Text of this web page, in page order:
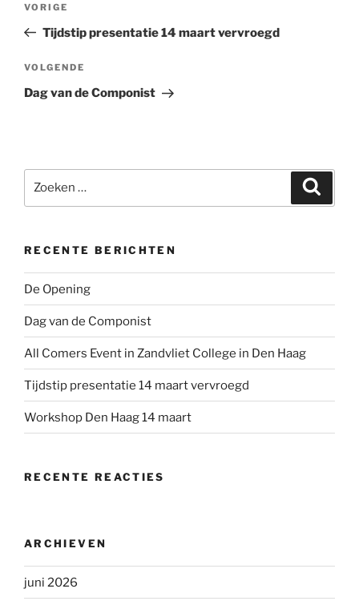
Vorig
bericht
VORIGE
Tijdstip presentatie 14 maart vervroegd
Volgend
bericht
VOLGENDE
Dag van de Componist
naar:
RECENTE BERICHTEN
De Opening
Dag van de Componist
All Comers Event in Zandvliet College in Den Haag
Tijdstip presentatie 14 maart vervroegd
Workshop Den Haag 14 maart
RECENTE REACTIES
ARCHIEVEN
juni 2026